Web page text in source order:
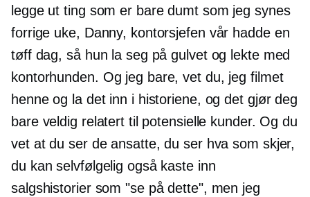
legge ut ting som er bare dumt som jeg synes
forrige uke, Danny, kontorsjefen vår hadde en
tøff dag, så hun la seg på gulvet og lekte med
kontorhunden. Og jeg bare, vet du, jeg filmet
henne og la det inn i historiene, og det gjør deg
bare veldig relatert til potensielle kunder. Og du
vet at du ser de ansatte, du ser hva som skjer,
du kan selvfølgelig også kaste inn
salgshistorier som "se på dette", men jeg